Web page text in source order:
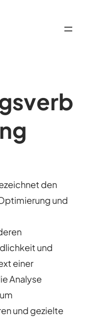
den
und
und
einer
Analyse
und gezielte